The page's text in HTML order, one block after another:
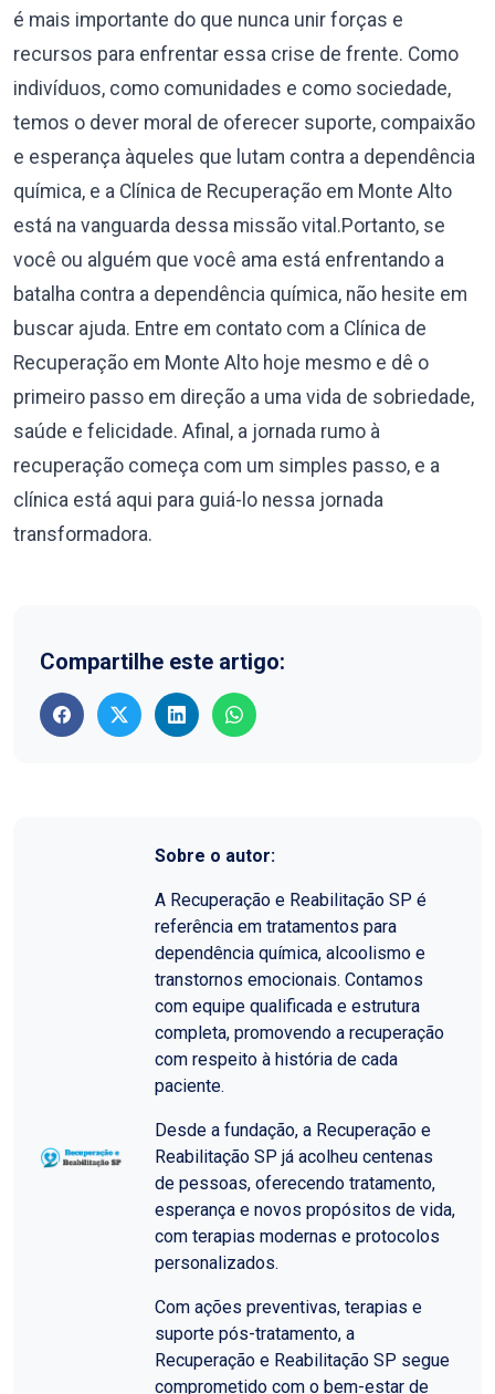
é mais importante do que nunca unir forças e
recursos para enfrentar essa crise de frente. Como
indivíduos, como comunidades e como sociedade,
temos o dever moral de oferecer suporte, compaixão
e esperança àqueles que lutam contra a dependência
química, e a Clínica de Recuperação em Monte Alto
está na vanguarda dessa missão vital.Portanto, se
você ou alguém que você ama está enfrentando a
batalha contra a dependência química, não hesite em
buscar ajuda. Entre em contato com a Clínica de
Recuperação em Monte Alto hoje mesmo e dê o
primeiro passo em direção a uma vida de sobriedade,
saúde e felicidade. Afinal, a jornada rumo à
recuperação começa com um simples passo, e a
clínica está aqui para guiá-lo nessa jornada
transformadora.
Compartilhe este artigo:
Sobre o autor:
A Recuperação e Reabilitação SP é
referência em tratamentos para
dependência química, alcoolismo e
transtornos emocionais. Contamos
com equipe qualificada e estrutura
completa, promovendo a recuperação
com respeito à história de cada
paciente.
Desde a fundação, a Recuperação e
Reabilitação SP já acolheu centenas
de pessoas, oferecendo tratamento,
esperança e novos propósitos de vida,
com terapias modernas e protocolos
personalizados.
Com ações preventivas, terapias e
suporte pós-tratamento, a
Recuperação e Reabilitação SP segue
comprometido com o bem-estar de